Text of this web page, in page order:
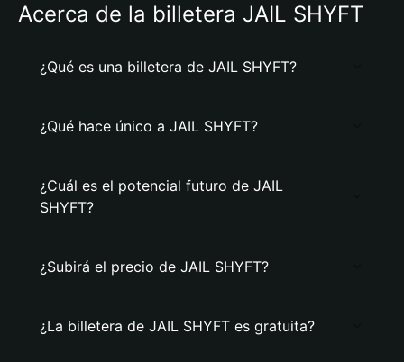
Acerca de la billetera JAIL SHYFT
¿Qué es una billetera de JAIL SHYFT?
¿Qué hace único a JAIL SHYFT?
¿Cuál es el potencial futuro de JAIL
SHYFT?
¿Subirá el precio de JAIL SHYFT?
¿La billetera de JAIL SHYFT es gratuita?